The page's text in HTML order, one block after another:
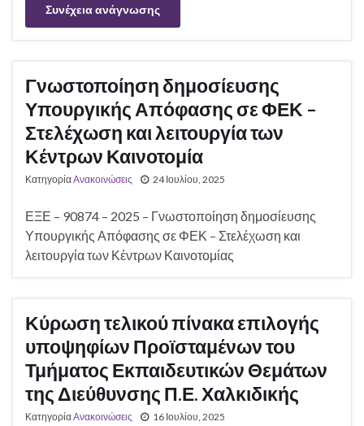
Συνέχεια ανάγνωσης
Γνωστοποίηση δημοσίευσης
Υπουργικής Απόφασης σε ΦΕΚ –
Στελέχωση και λειτουργία των
Κέντρων Καινοτομία
ΚατηγορίαΑνακοινώσεις 24 Ιουλίου, 2025
ΕΞΕ – 90874 – 2025 – Γνωστοποίηση δημοσίευσης
Υπουργικής Απόφασης σε ΦΕΚ – Στελέχωση και
λειτουργία των Κέντρων Καινοτομίας
Κύρωση τελικού πίνακα επιλογής
υποψηφίων Προϊσταμένων του
Τμήματος Εκπαιδευτικών Θεμάτων
της Διεύθυνσης Π.Ε. Χαλκιδικής
ΚατηγορίαΑνακοινώσεις 16 Ιουλίου, 2025